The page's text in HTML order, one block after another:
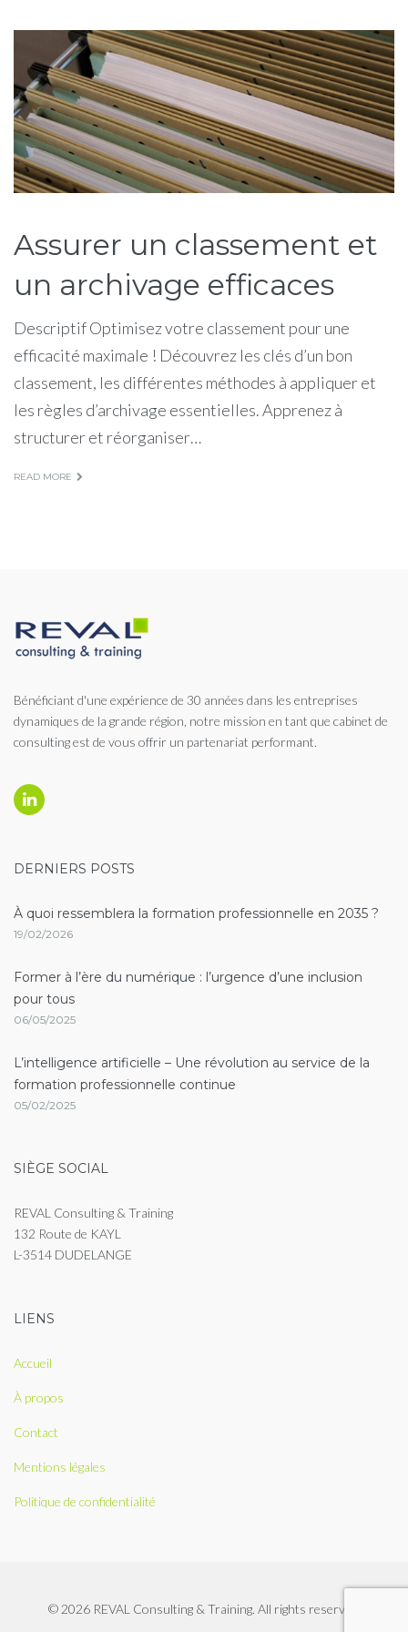
Étiquette :
efficace
Assurer un classement et
un archivage efficaces
Descriptif Optimisez votre classement pour une
efficacité maximale ! Découvrez les clés d’un bon
classement, les différentes méthodes à appliquer et
les règles d’archivage essentielles. Apprenez à
structurer et réorganiser…
READ MORE
Bénéficiant d'une expérience de 30 années dans les entreprises
dynamiques de la grande région, notre mission en tant que cabinet de
consulting est de vous offrir un partenariat performant.
DERNIERS POSTS
À quoi ressemblera la formation professionnelle en 2035 ?
19/02/2026
Former à l’ère du numérique : l’urgence d’une inclusion
pour tous
06/05/2025
L’intelligence artificielle – Une révolution au service de la
formation professionnelle continue
05/02/2025
SIÈGE SOCIAL
REVAL Consulting & Training
132 Route de KAYL
L-3514 DUDELANGE
LIENS
Accueil
À propos
Contact
Mentions légales
Politique de confidentialité
© 2026 REVAL Consulting & Training. All rights reserved.